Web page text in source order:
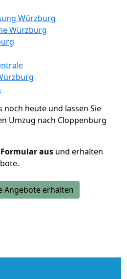
Würzburg
Würzburg
noch heute und lassen Sie
Umzug nach Cloppenburg
aus und erhalten
Angebote erhalten